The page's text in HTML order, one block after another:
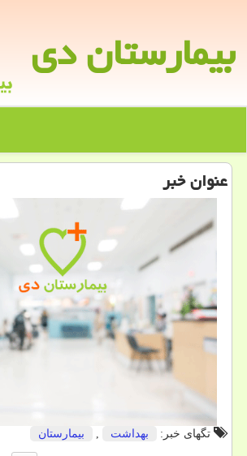
بیمارستان دی
عنوان خبر
تگهای خبر: بهداشت بیمارستان